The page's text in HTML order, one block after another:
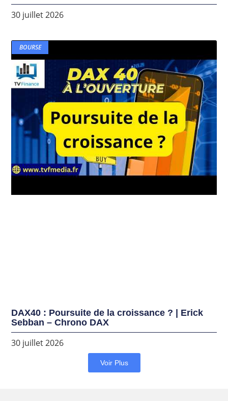
30 juillet 2026
BOURSE
DAX40 : Poursuite de la croissance ? | Erick
Sebban – Chrono DAX
30 juillet 2026
Voir Plus